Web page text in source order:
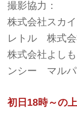
撮影協力：
株式会社スカ
レトル 株式会
株式会社よし
ンシー マル
初日18時～の